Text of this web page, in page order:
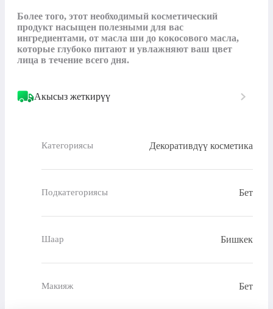
Более того, этот необходимый косметический
продукт насыщен полезными для вас
ингредиентами, от масла ши до кокосового масла,
которые глубоко питают и увлажняют ваш цвет
лица в течение всего дня.
Акысыз жеткирүү
Категориясы Декоративдүү косметика
Подкатегориясы Бет
Шаар Бишкек
Макияж Бет